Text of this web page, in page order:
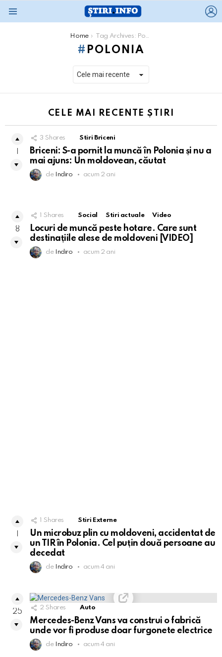
Home Tag Archives: Polonia
POLONIA
CELE MAI RECENTE ȘTIRI
3 Shares Stiri Briceni
Briceni: S-a pornit la muncă în Polonia și nu a
mai ajuns: Un moldovean, căutat
de Indiro acum 2 ani
1 Shares Social Stiri actuale Video
Locuri de muncă peste hotare. Care sunt
destinațiile alese de moldoveni [VIDEO]
de Indiro acum 2 ani
8
1 Shares Stiri Externe
Un microbuz plin cu moldoveni, accidentat de
un TIR în Polonia. Cel puțin două persoane au
decedat
de Indiro acum 4 ani
2 Shares Auto
Mercedes-Benz Vans va construi o fabrică
unde vor fi produse doar furgonete electrice
de Indiro acum 4 ani
25